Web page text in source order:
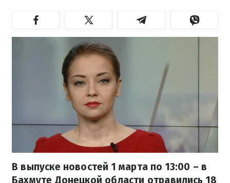
В выпуске новостей 1 марта по 13:00 – в
Бахмуте Донецкой области отравились 18